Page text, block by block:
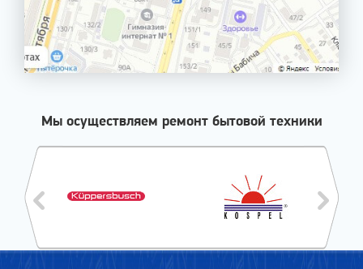
Мы осуществляем ремонт бытовой техники